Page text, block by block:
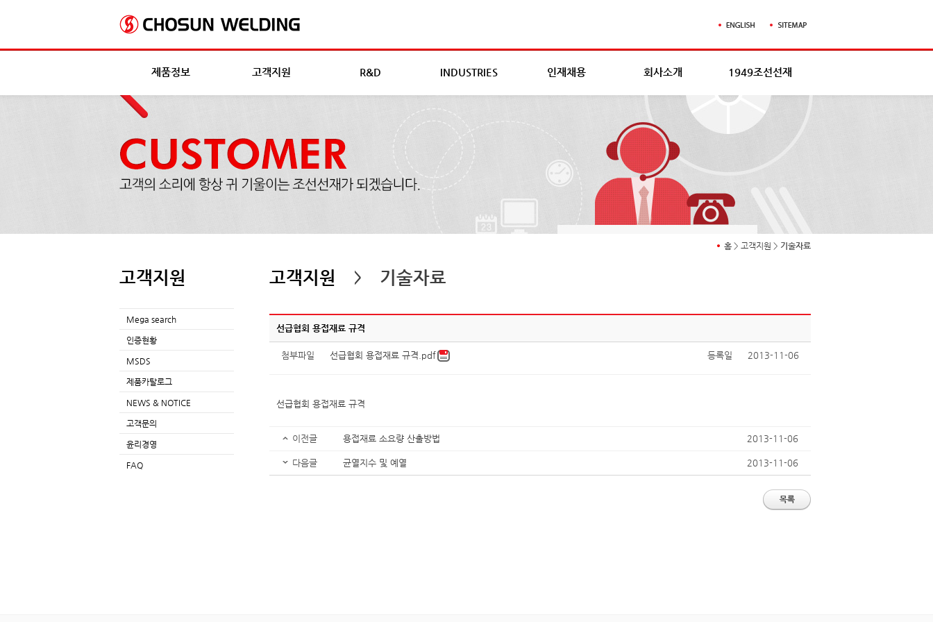
제품정보 고객지원 R&D INDUSTRIES 인재채용 회사소개 1949조선선재
고객지원
Mega search
인증현황
MSDS
제품카탈로그
NEWS & NOTICE
고객문의
윤리경영
FAQ
홈 > 고객지원 > 기술자료
고객지원 > 기술자료
선급협회 용접재료 규격
첨부파일 선급협회 용접재료 규격.pdf 등록일 2013-11-06
선급협회 용접재료 규격
이전글 용접재료 소요량 산출방법 2013-11-06
다음글 균열지수 및 예열 2013-11-06